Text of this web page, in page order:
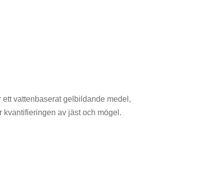
vattenbaserat gelbildande medel,
av jäst och mögel.